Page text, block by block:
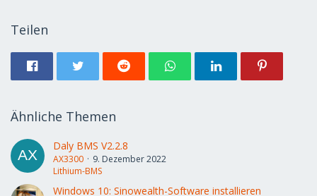
Teilen
Ähnliche Themen
Daly BMS V2.2.8
AX3300
9. Dezember 2022
Lithium-BMS
Windows 10: Sinowealth-Software installieren